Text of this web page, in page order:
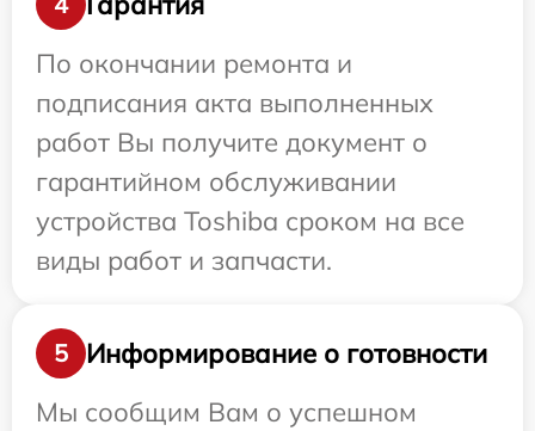
По окончании ремонта и
подписания акта выполненных
работ Вы получите документ о
гарантийном обслуживании
устройства Toshiba сроком на все
виды работ и запчасти.
5
Информирование о готовности
Мы сообщим Вам о успешном